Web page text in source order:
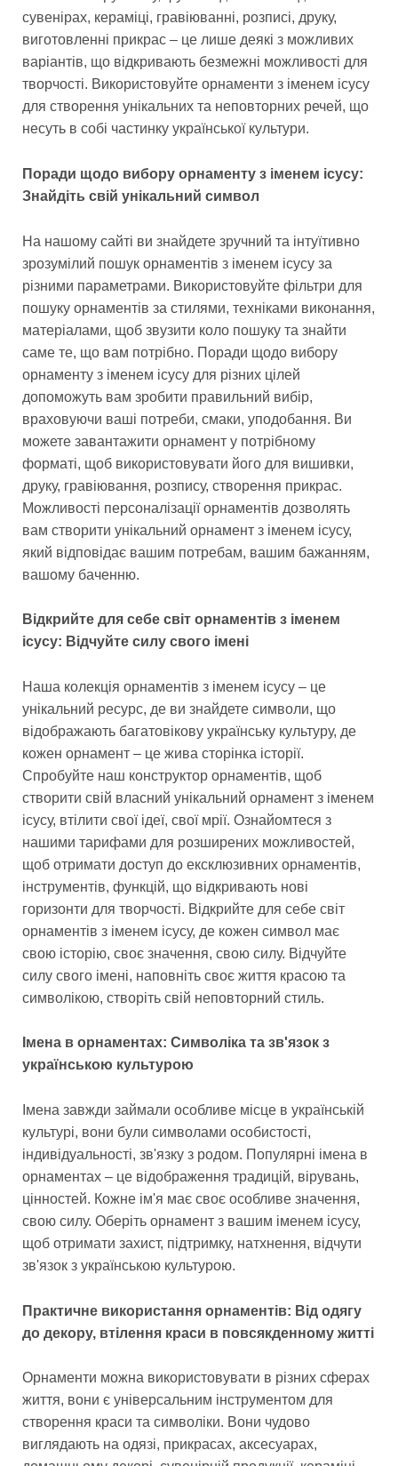
сувенірах, кераміці, гравіюванні, розписі, друку,
виготовленні прикрас – це лише деякі з можливих
варіантів, що відкривають безмежні можливості для
творчості. Використовуйте орнаменти з іменем ісусу
для створення унікальних та неповторних речей, що
несуть в собі частинку української культури.
Поради щодо вибору орнаменту з іменем ісусу:
Знайдіть свій унікальний символ
На нашому сайті ви знайдете зручний та інтуїтивно
зрозумілий пошук орнаментів з іменем ісусу за
різними параметрами. Використовуйте фільтри для
пошуку орнаментів за стилями, техніками виконання,
матеріалами, щоб звузити коло пошуку та знайти
саме те, що вам потрібно. Поради щодо вибору
орнаменту з іменем ісусу для різних цілей
допоможуть вам зробити правильний вибір,
враховуючи ваші потреби, смаки, уподобання. Ви
можете завантажити орнамент у потрібному
форматі, щоб використовувати його для вишивки,
друку, гравіювання, розпису, створення прикрас.
Можливості персоналізації орнаментів дозволять
вам створити унікальний орнамент з іменем ісусу,
який відповідає вашим потребам, вашим бажанням,
вашому баченню.
Відкрийте для себе світ орнаментів з іменем
ісусу: Відчуйте силу свого імені
Наша колекція орнаментів з іменем ісусу – це
унікальний ресурс, де ви знайдете символи, що
відображають багатовікову українську культуру, де
кожен орнамент – це жива сторінка історії.
Спробуйте наш конструктор орнаментів, щоб
створити свій власний унікальний орнамент з іменем
ісусу, втілити свої ідеї, свої мрії. Ознайомтеся з
нашими тарифами для розширених можливостей,
щоб отримати доступ до ексклюзивних орнаментів,
інструментів, функцій, що відкривають нові
горизонти для творчості. Відкрийте для себе світ
орнаментів з іменем ісусу, де кожен символ має
свою історію, своє значення, свою силу. Відчуйте
силу свого імені, наповніть своє життя красою та
символікою, створіть свій неповторний стиль.
Імена в орнаментах: Символіка та зв'язок з
українською культурою
Імена завжди займали особливе місце в українській
культурі, вони були символами особистості,
індивідуальності, зв'язку з родом. Популярні імена в
орнаментах – це відображення традицій, вірувань,
цінностей. Кожне ім'я має своє особливе значення,
свою силу. Оберіть орнамент з вашим іменем ісусу,
щоб отримати захист, підтримку, натхнення, відчути
зв'язок з українською культурою.
Практичне використання орнаментів: Від одягу
до декору, втілення краси в повсякденному житті
Орнаменти можна використовувати в різних сферах
життя, вони є універсальним інструментом для
створення краси та символіки. Вони чудово
виглядають на одязі, прикрасах, аксесуарах,